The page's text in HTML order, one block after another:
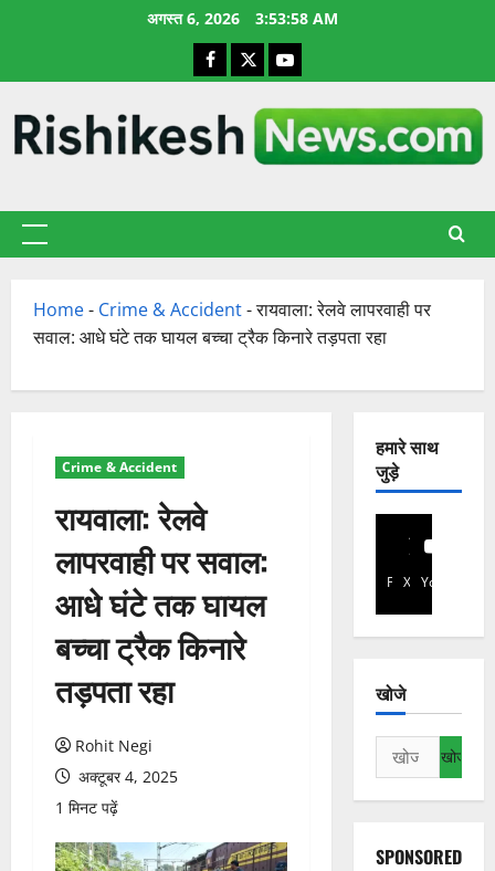
अगस्त 6, 2026 3:53:58 AM
Facebook
X YouTube
प्राथमिक
Home- Crime & Accident-रायवाला: रेलवे लापरवाही पर
सवाल: आधे घंटे तक घायल बच्चा ट्रैक किनारे तड़पता रहा
Crime & Accident
रायवाला: रेलवे
लापरवाही पर सवाल:
आधे घंटे तक घायल
बच्चा ट्रैक किनारे
तड़पता रहा
Rohit Negi
अक्टूबर 4, 2025
1 मिनट पढ़ें
हमारे साथ
जुड़े
Facebook
X YouTube
खोजे
निम्न
को
खोजें:
SPONSORED